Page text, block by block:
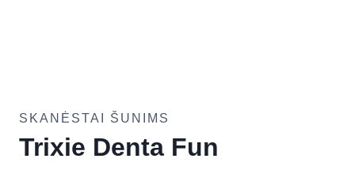
SKANĖSTAI ŠUNIMS
Trixie Denta Fun